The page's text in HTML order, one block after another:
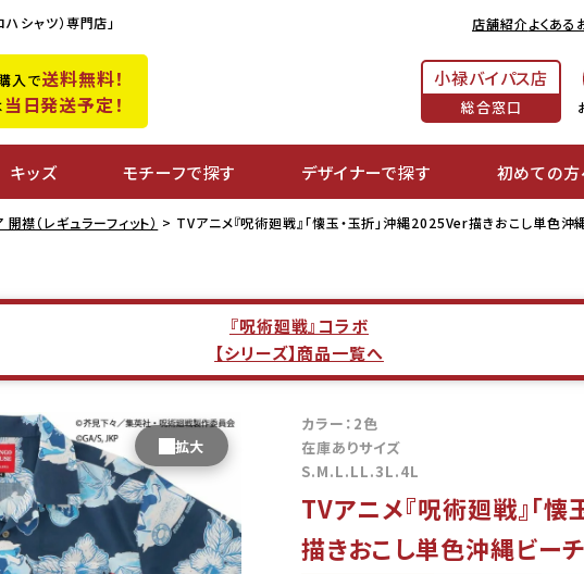
シャツ）専門店」 店舗紹介よくあ
入で送料無料！
当日発送予定！
小禄バイパス店
総合窓口
キッズ モチーフで探す デザイナーで探す 初めての
襟（レギュラーフィット） TVアニメ『呪術廻戦』「懐玉・玉折」沖縄2025Ver描きおこし単色沖
『呪術廻戦』コラボ
【シリーズ】商品一覧へ
カラー：2色
在庫ありサイズ
S.M.L.LL.3L.4L
TVアニメ『呪術廻戦』「
描きおこし単色沖縄ビー